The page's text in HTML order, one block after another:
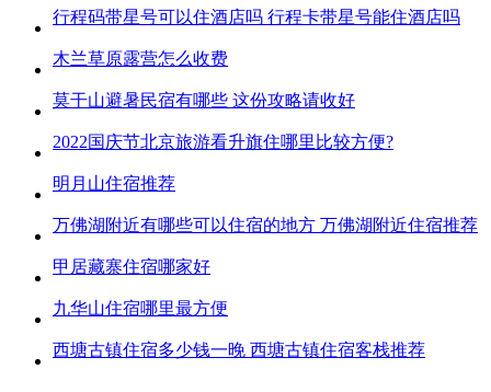
行程码带星号可以住酒店吗 行程卡带星号能住酒店吗
木兰草原露营怎么收费
莫干山避暑民宿有哪些 这份攻略请收好
2022国庆节北京旅游看升旗住哪里比较方便?
明月山住宿推荐
万佛湖附近有哪些可以住宿的地方 万佛湖附近住宿推荐
甲居藏寨住宿哪家好
九华山住宿哪里最方便
西塘古镇住宿多少钱一晚 西塘古镇住宿客栈推荐